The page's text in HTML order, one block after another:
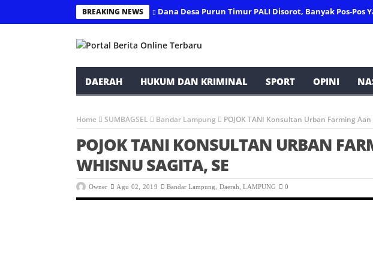
BREAKING NEWS Dana Desa Purun Timur PALI Disorot, Banyak Pos-
DAERAH HUKUM DAN KRIMINAL SPORT OPINI
Home SUMBAGSEL Bandar Lampung POJOK TANI Konsultan Urban Farming
POJOK TANI KONSULTAN URBAN
WHISNU SAGITA, SE
Owner Agu 02, 2019 Bandar Lampung Daerah ,LAMPUNG 0